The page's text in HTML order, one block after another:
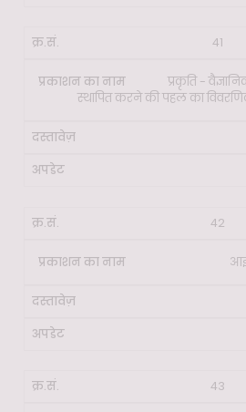
41
प्रकृति -
स्थापित करने की पहल का
42
43